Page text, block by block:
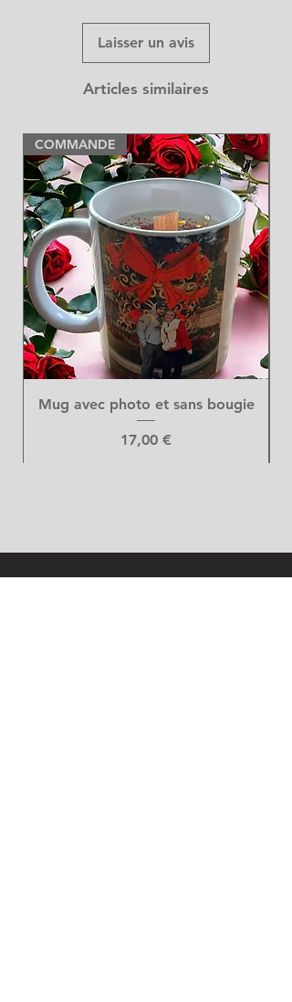
Laisser un avis
Articles similaires
COMMANDE
Mug avec photo et sans bougie
Prix
17,00 €